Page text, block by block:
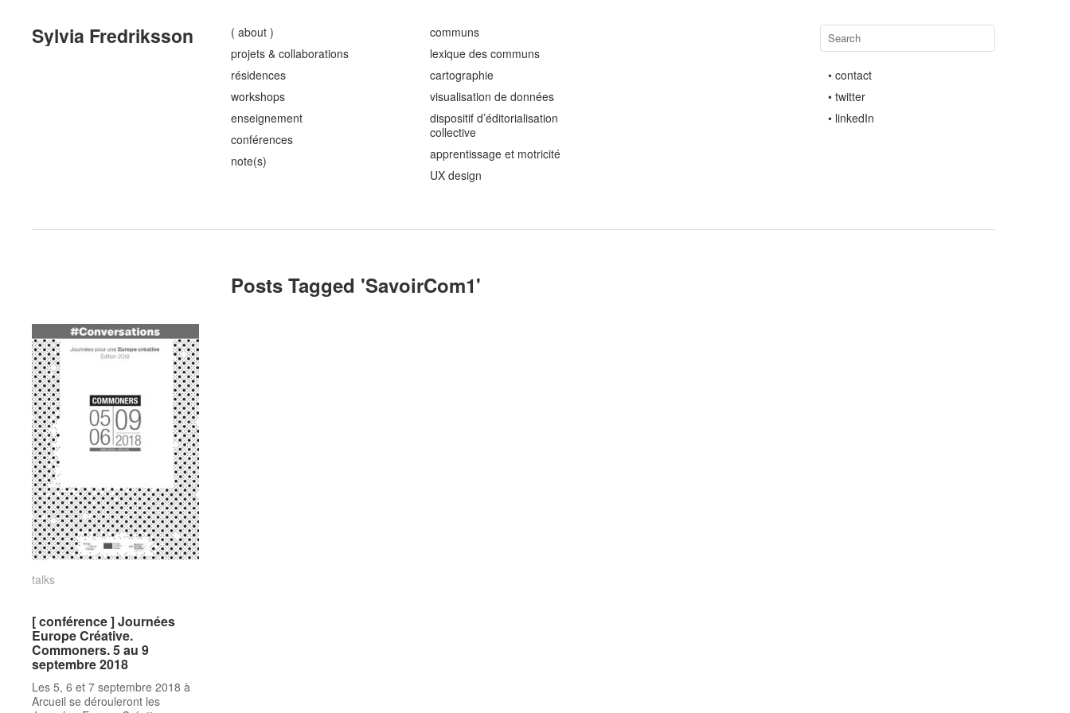
Sylvia Fredriksson
( about )
projets & collaborations
résidences
workshops
enseignement
conférences
note(s)
communs
lexique des communs
cartographie
visualisation de données
dispositif d’éditorialisation
collective
apprentissage et motricité
UX design
• contact
• twitter
• linkedIn
Posts Tagged 'SavoirCom1'
talks
[ conférence ] Journées
Europe Créative.
Commoners. 5 au 9
septembre 2018
Les 5, 6 et 7 septembre 2018 à
Arcueil se dérouleront les
talks
[ conférence ] Journées
Europe Créative.
Commoners. 5 au 9
septembre 2018